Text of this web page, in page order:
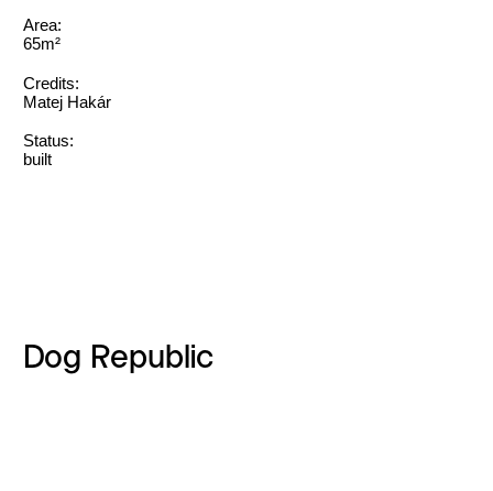
Area:
65m²
Credits:
Matej Hakár
Status:
built
Dog Republic